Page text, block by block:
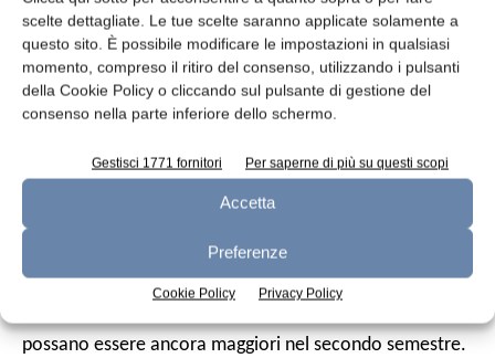
scelte dettagliate. Le tue scelte saranno applicate solamente a
questo sito. È possibile modificare le impostazioni in qualsiasi
momento, compreso il ritiro del consenso, utilizzando i pulsanti
della Cookie Policy o cliccando sul pulsante di gestione del
consenso nella parte inferiore dello schermo.
Gestisci 1771 fornitori Per saperne di più su questi scopi
Accetta
Preferenze
Cookie Policy Privacy Policy
comparto di formaggi, in gran parte rappresentato dalle
esportazioni formaggio svizzero, hanno sofferto a causa
della debolezza dell’euro, in particolare verso l’Italia.
La divisione Europa assorbe il 14,8% delle vendite del
gruppo (anno precedente: 14,4%).
Emmi si aspetta che la situazione del mercato si riveli
difficile per il resto del 2015 e che gli effetti negativi
possano essere ancora maggiori nel secondo semestre.